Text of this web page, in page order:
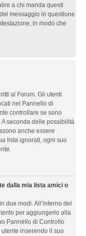
a chi manda questi
messaggio in questione
in modo che
al Forum. Gli utenti
nel Pannello di
controllare se sono
seconda delle possibilità
anche essere
lista ignorati, ogni suo
dalla mia lista amici o
due modi. All’interno del
per aggiungerlo alla
Pannello di Controllo
inserendo il suo